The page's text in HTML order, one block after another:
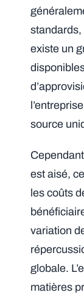
standards,
existe un
source
est aisé,
les coûts
variation
globale.
matières